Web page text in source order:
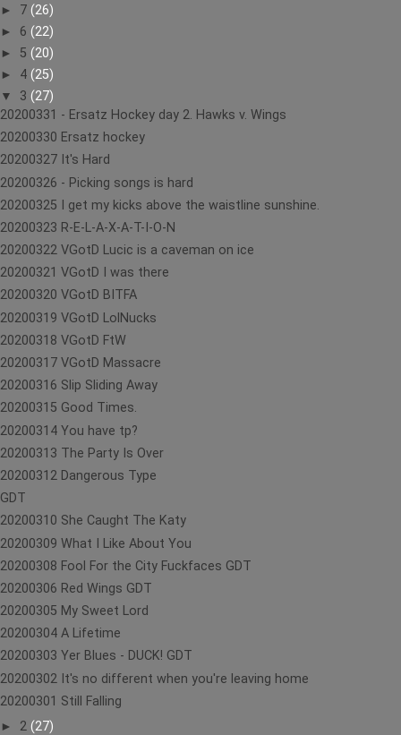
► 7 (26)
► 6 (22)
► 5 (20)
► 4 (25)
▼ 3 (27)
20200331 - Ersatz Hockey day 2. Hawks v. Wings
20200330 Ersatz hockey
20200327 It's Hard
20200326 - Picking songs is hard
20200325 I get my kicks above the waistline sunshine.
20200323 R-E-L-A-X-A-T-I-O-N
20200322 VGotD Lucic is a caveman on ice
20200321 VGotD I was there
20200320 VGotD BITFA
20200319 VGotD LolNucks
20200318 VGotD FtW
20200317 VGotD Massacre
20200316 Slip Sliding Away
20200315 Good Times.
20200314 You have tp?
20200313 The Party Is Over
20200312 Dangerous Type
GDT
20200310 She Caught The Katy
20200309 What I Like About You
20200308 Fool For the City Fuckfaces GDT
20200306 Red Wings GDT
20200305 My Sweet Lord
20200304 A Lifetime
20200303 Yer Blues - DUCK! GDT
20200302 It's no different when you're leaving home
20200301 Still Falling
► 2 (27)